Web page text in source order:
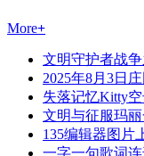
More+
文明守护者战
2025年8月3日
失落记忆Kitty
文明与征服玛
135编辑器图片
一字一句歌词